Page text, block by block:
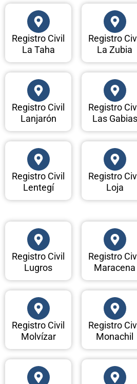
Registro Civil
La Taha
Registro
La Zubia
Registro Civil
Lanjarón
Registro
Las Gabias
Registro Civil
Lentegí
Registro
Loja
Registro Civil
Lugros
Registro
Maracena
Registro Civil
Molvízar
Registro
Monachil